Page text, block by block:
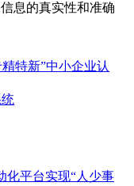
息的真实性和准确
特新”中小企业认
化平台实现“人少事